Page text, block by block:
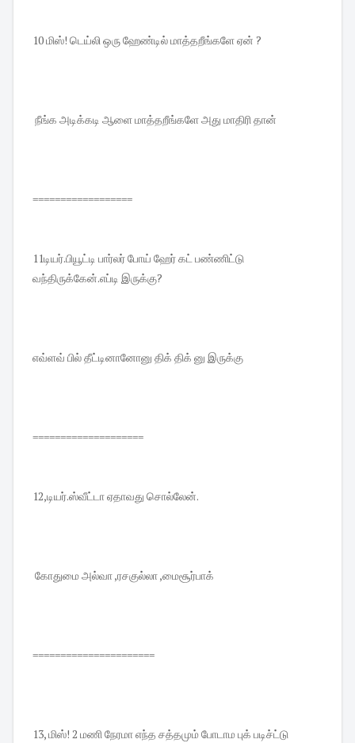
10 மிஸ்! டெய்லி ஒரு ஹேண்டில் மாத்தறீங்களே ஏன் ?
நீங்க அடிக்கடி ஆளை மாத்தறீங்களே அது மாதிரி தான்
==================
11டியர்.பியூட்டி பார்லர் போய் ஹேர் கட் பண்ணிட்டு
வந்திருக்கேன்.எப்டி இருக்கு?
எவ்ளவ் பில் தீட்டினானோனு திக் திக் னு இருக்கு
====================
12,டியர்.ஸ்வீட்டா ஏதாவது சொல்லேன்.
கோதுமை அல்வா ,ரசகுல்லா ,மைசூர்பாக்
======================
13, மிஸ்! 2 மணி நேரமா எந்த சத்தமும் போடாம புக் படிச்ட்டு